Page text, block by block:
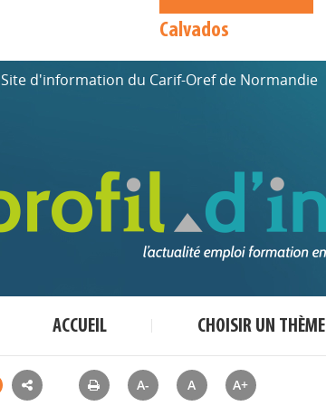
Calvados
Site d'information du Carif-Oref de Normandie
ACCUEIL CHOISIR UN THÈME
A- A A+